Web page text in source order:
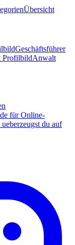
Übersicht
Geschäftsführer
ProfilbildAnwalt
für Online-
du auf